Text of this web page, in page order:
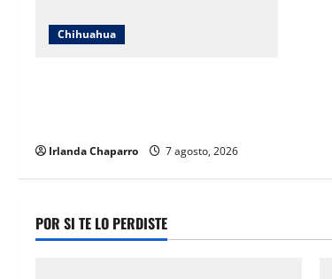
Chihuahua
Irlanda Chaparro 7 agosto, 2026
POR SI TE LO PERDISTE